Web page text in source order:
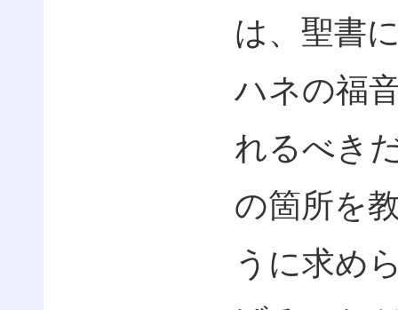
は、聖書
ハネの福
れるべき
の箇所を
うに求め